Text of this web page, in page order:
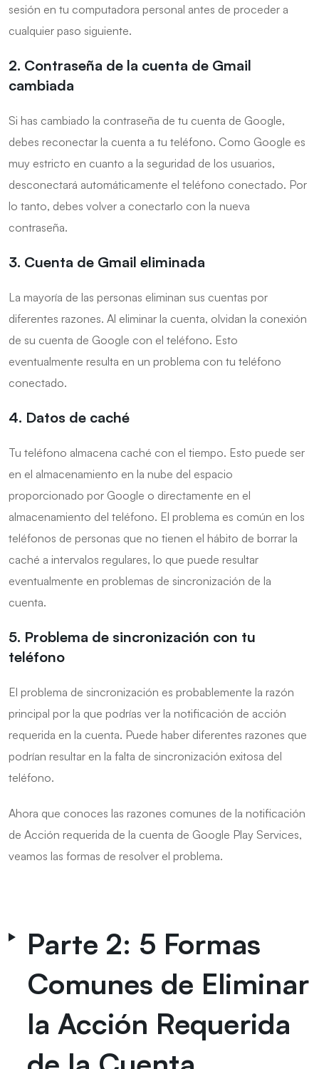
sesión en tu computadora personal antes de proceder a
cualquier paso siguiente.
2. Contraseña de la cuenta de Gmail
cambiada
Si has cambiado la contraseña de tu cuenta de Google,
debes reconectar la cuenta a tu teléfono. Como Google es
muy estricto en cuanto a la seguridad de los usuarios,
desconectará automáticamente el teléfono conectado. Por
lo tanto, debes volver a conectarlo con la nueva
contraseña.
3. Cuenta de Gmail eliminada
La mayoría de las personas eliminan sus cuentas por
diferentes razones. Al eliminar la cuenta, olvidan la conexión
de su cuenta de Google con el teléfono. Esto
eventualmente resulta en un problema con tu teléfono
conectado.
4. Datos de caché
Tu teléfono almacena caché con el tiempo. Esto puede ser
en el almacenamiento en la nube del espacio
proporcionado por Google o directamente en el
almacenamiento del teléfono. El problema es común en los
teléfonos de personas que no tienen el hábito de borrar la
caché a intervalos regulares, lo que puede resultar
eventualmente en problemas de sincronización de la
cuenta.
5. Problema de sincronización con tu
teléfono
El problema de sincronización es probablemente la razón
principal por la que podrías ver la notificación de acción
requerida en la cuenta. Puede haber diferentes razones que
podrían resultar en la falta de sincronización exitosa del
teléfono.
Ahora que conoces las razones comunes de la notificación
de Acción requerida de la cuenta de Google Play Services,
veamos las formas de resolver el problema.
Parte 2: 5 Formas
Comunes de Eliminar
la Acción Requerida